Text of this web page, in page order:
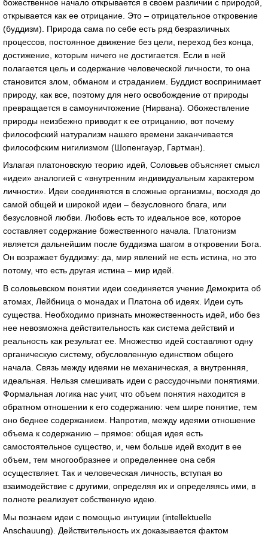
божественное начало открывается в своем различии с природой,
открывается как ее отрицание. Это – отрицательное откровение
(буддизм). Природа сама по себе есть ряд безразличных
процессов, постоянное движение без цели, переход без конца,
достижение, которым ничего не достигается. Если в ней
полагается цель и содержание человеческой личности, то она
становится злом, обманом и страданием. Буддист воспринимает
природу, как все, поэтому для него освобождение от природы
превращается в самоуничтожение (Нирвана). Обожествление
природы неизбежно приводит к ее отрицанию, вот почему
философский натурализм нашего времени заканчивается
философским нигилизмом (Шопенгауэр, Гартман).
Излагая платоновскую теорию идей, Соловьев объясняет смысл
«идеи» аналогией с «внутренним индивидуальным характером
личности». Идеи соединяются в сложные организмы, восходя до
самой общей и широкой идеи – безусловного блага, или
безусловной любви. Любовь есть то идеальное все, которое
составляет содержание божественного начала. Платонизм
является дальнейшим после буддизма шагом в откровении Бога.
Он возражает буддизму: да, мир явлений не есть истина, но это
потому, что есть другая истина – мир идей.
В соловьевском понятии идеи соединяется учение Демокрита об
атомах, Лейбница о монадах и Платона об идеях. Идеи суть
существа. Необходимо признать множественность идей, ибо без
нее невозможна действительность как система действий и
реальность как результат ее. Множество идей составляют одну
органическую систему, обусловленную единством общего
начала. Связь между идеями не механическая, а внутренняя,
идеальная. Нельзя смешивать идеи с рассудочными понятиями.
Формальная логика нас учит, что объем понятия находится в
обратном отношении к его содержанию: чем шире понятие, тем
оно беднее содержанием. Напротив, между идеями отношение
объема к содержанию – прямое: общая идея есть
самостоятельное существо, и, чем больше идей входит в ее
объем, тем многообразнее и определеннее она себя
осуществляет. Так и человеческая личность, вступая во
взаимодействие с другими, определяя их и определяясь ими, в
полноте реализует собственную идею.
Мы познаем идеи с помощью интуиции (intellektuelle
Anschauung). Действительность их доказывается фактом